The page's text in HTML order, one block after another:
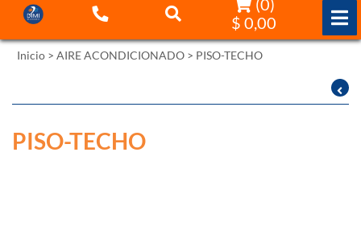
$ 0,00
Inicio > AIRE ACONDICIONADO > PISO-TECHO
PISO-TECHO